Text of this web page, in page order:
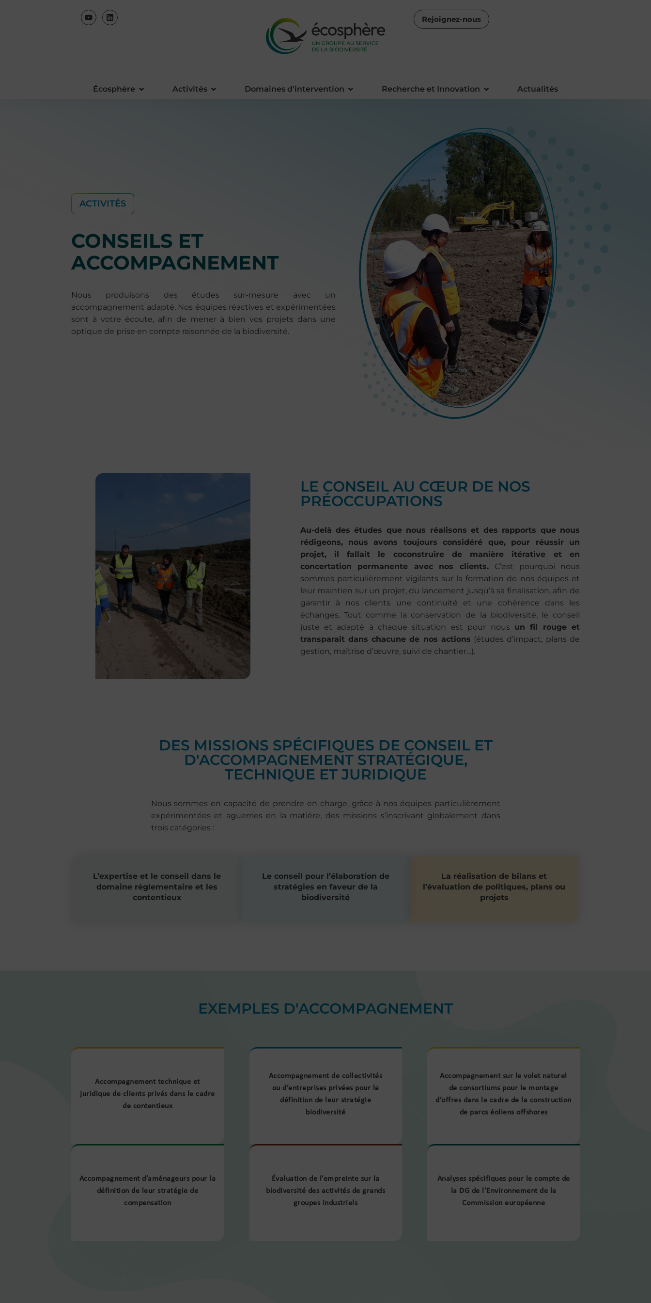
Rejoignez-nous
Écosphère Activités Domaines d'intervention Recherche et Innovation Actualités
ACTIVITÉS
CONSEILS ET
ACCOMPAGNEMENT
Nous produisons des études sur-mesure avec un
accompagnement adapté. Nos équipes réactives et expérimentées
sont à votre écoute, afin de mener à bien vos projets dans une
optique de prise en compte raisonnée de la biodiversité.
LE CONSEIL AU CŒUR DE NOS
PRÉOCCUPATIONS
Au-delà des études que nous réalisons et des rapports que nous
rédigeons, nous avons toujours considéré que, pour réussir un
projet, il fallait le coconstruire de manière itérative et en
concertation permanente avec nos clients. C’est pourquoi nous
sommes particulièrement vigilants sur la formation de nos équipes et
leur maintien sur un projet, du lancement jusqu’à sa finalisation, afin de
garantir à nos clients une continuité et une cohérence dans les
échanges.Tout comme la conservation de la biodiversité, le conseil
juste et adapté à chaque situation est pour nous un fil rouge et
transparaît dans chacune de nos actions (études d’impact, plans de
gestion, maîtrise d’œuvre, suivi de chantier…).
DES MISSIONS SPÉCIFIQUES DE CONSEIL ET
D'ACCOMPAGNEMENT STRATÉGIQUE,
TECHNIQUE ET JURIDIQUE
Nous sommes en capacité de prendre en charge, grâce à nos équipes particulièrement
expérimentées et aguerries en la matière, d es missions s’inscrivant globalement dans
trois catégories :
L’expertise et le conseil dans le
domaine réglementaire et les
contentieux
Le conseil pour l’élaboration de
stratégies en faveur de la
biodiversité
La réalisation de bilans et
l’évaluation de politiques, plans ou
projets
EXEMPLES D'ACCOMPAGNEMENT
Accompagnement technique et
juridique de clients privés dans le cadre
de contentieux
Accompagnement de collectivités
ou d’entreprises privées pour la
définition de leur stratégie
biodiversité
Accompagnement sur le volet naturel
de consortiums pour le montage
d’offres dans le cadre de la construction
de parcs éoliens offshores
Accompagnement d’aménageurs pour la
définition de leur stratégie de
compensation
Évaluation de l’empreinte sur la
biodiversité des activités de grands
groupes industriels
Analyses spécifiques pour le compte de
la DG de l’Environnement de la
Commission européenne